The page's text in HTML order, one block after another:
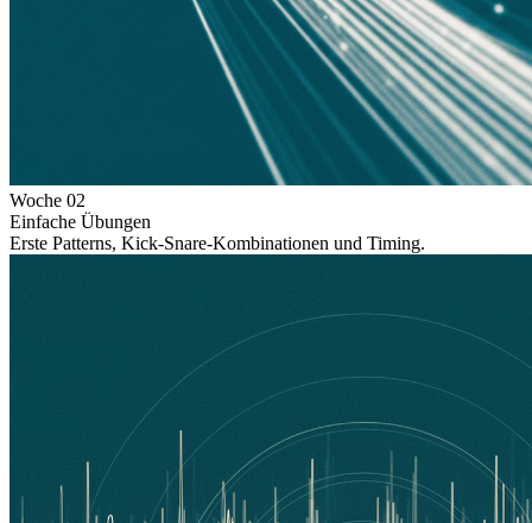
Woche 02
Einfache Übungen
Erste Patterns, Kick-Snare-Kombinationen und Timing.